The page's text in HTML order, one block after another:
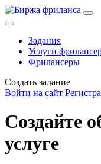
Задания
Услуги
Фрилансеры
Создать задание
Войти на сайт
Создайте
услуге